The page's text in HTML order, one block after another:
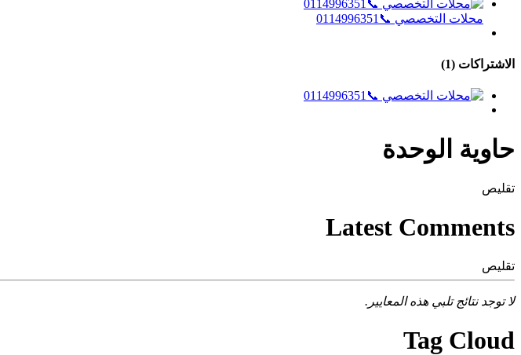
محلات التخصصي 📞0114996351
الاشتراكات (1)
حاوية الوحدة
تقليص
Latest Comments
تقليص
لا توجد نتائج تلبي هذه المعايير.
Tag Cloud